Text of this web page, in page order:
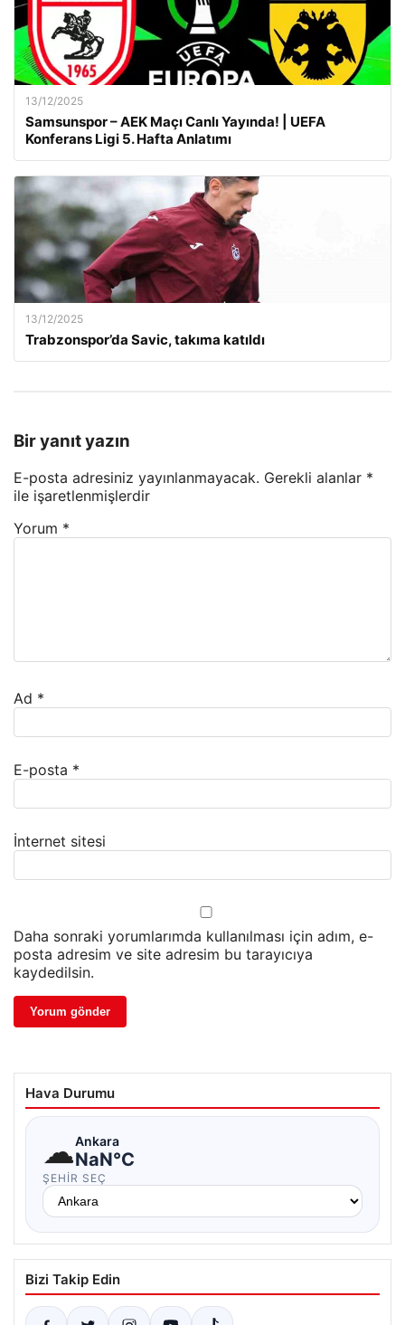
13/12/2025
Samsunspor – AEK Maçı Canlı Yayında! | UEFA
Konferans Ligi 5. Hafta Anlatımı
13/12/2025
Trabzonspor’da Savic, takıma katıldı
Bir yanıt yazın
E-posta adresiniz yayınlanmayacak. Gerekli alanlar *
ile işaretlenmişlerdir
Yorum *
Ad *
E-posta *
İnternet sitesi
Daha sonraki yorumlarımda kullanılması için adım, e-
posta adresim ve site adresim bu tarayıcıya
kaydedilsin.
Hava Durumu
☁Ankara
NaN°C
ŞEHIR SEÇ
Bizi Takip Edin